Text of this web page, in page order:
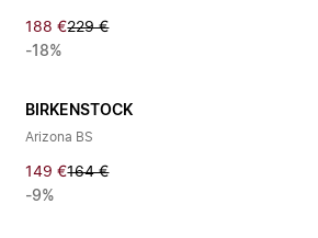
188 €229 €
-18%
BIRKENSTOCK
Arizona BS
149 €164 €
-9%